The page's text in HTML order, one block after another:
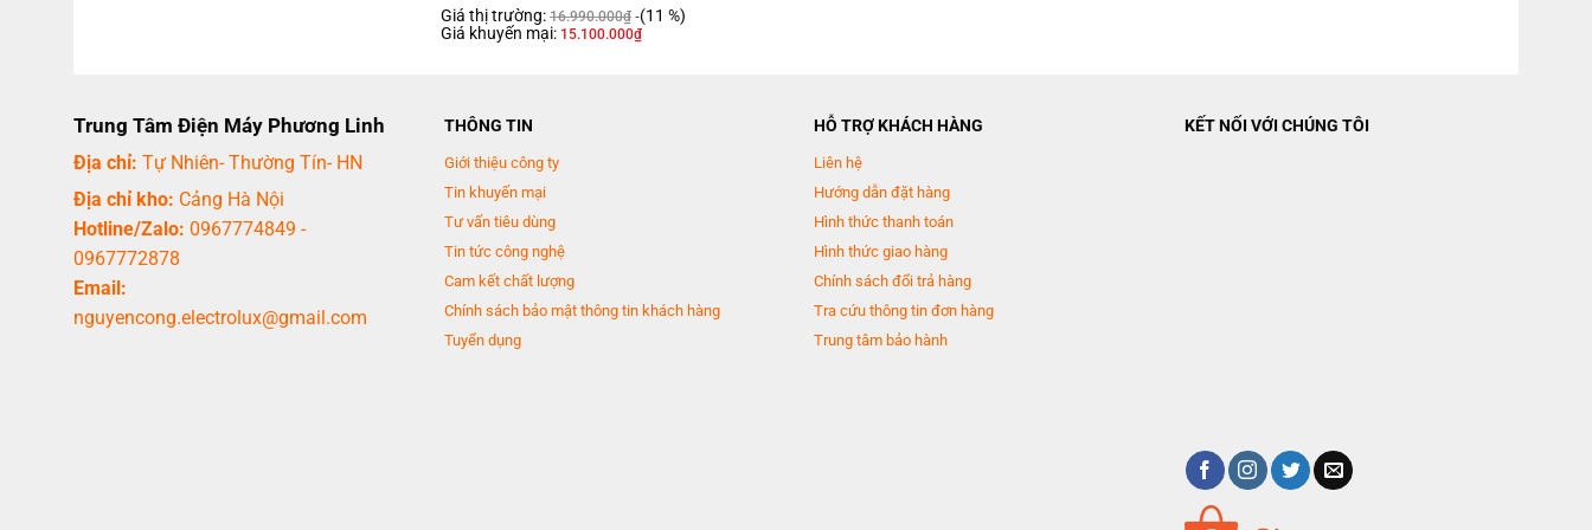
Giá thị trường: 16.990.000₫ (11 %)
Giá khuyến mại: 15.100.000₫
Trung Tâm Điện Máy Phương Linh
Địa chỉ: Tự Nhiên- Thường Tín- HN
Địa chỉ kho: Cảng Hà Nội
Hotline/Zalo: 0967774849 -
0967772878
Email:
nguyencong.electrolux@gmail.com
THÔNG TIN
Giới thiệu công ty
Tin khuyến mại
Tư vấn tiêu dùng
Tin tức công nghệ
Cam kết chất lượng
Chính sách bảo mật thông tin khách hàng
Tuyển dụng
HỖ TRỢ KHÁCH HÀNG
Liên hệ
Hướng dẫn đặt hàng
Hình thức thanh toán
Hình thức giao hàng
Chính sách đổi trả hàng
Tra cứu thông tin đơn hàng
Trung tâm bảo hành
KẾT NỐI VỚI CHÚNG TÔI